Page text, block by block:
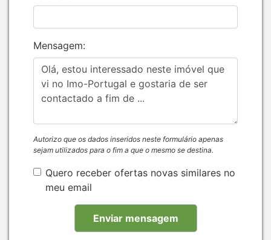
Mensagem:
Autorizo que os dados inseridos neste formulário apenas
sejam utilizados para o fim a que o mesmo se destina.
Quero receber ofertas novas similares no
meu email